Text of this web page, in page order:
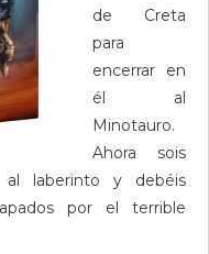
de Creta
para
encerrar en
él al
Minotauro.
Ahora sois
al laberinto y debéis
por el terrible